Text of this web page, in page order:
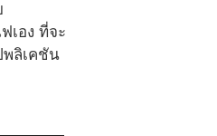
เอง ที่จะ
ลิเคชัน